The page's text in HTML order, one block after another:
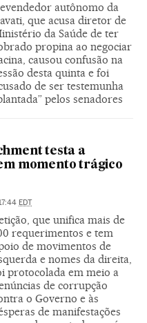
autônomo da
que acusa diretor de
da Saúde de ter
propina ao negociar
causou confusão na
desta quinta e foi
de ser testemunha
pelos senadores
testa a
momento trágico
EDT
que unifica mais de
requerimentos e tem
de movimentos de
e nomes da direita,
protocolada em meio a
de corrupção
o Governo e às
de manifestações